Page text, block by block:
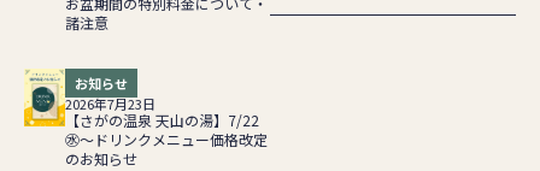
諸注意
お知らせ
2026年7月23日
【さがの温泉 天山の湯】7/22
㊌～ドリンクメニュー価格改定
のお知らせ